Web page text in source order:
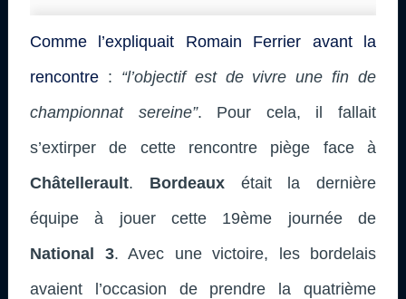
Comme l’expliquait Romain Ferrier avant la
rencontre : “l’objectif est de vivre une fin de
championnat sereine”. Pour cela, il fallait
s’extirper de cette rencontre piège face à
Châtellerault. Bordeauxétait la dernière
équipe à jouer cette 19ème journée de
National 3. Avec une victoire, les bordelais
avaient l’occasion de prendre la quatrième